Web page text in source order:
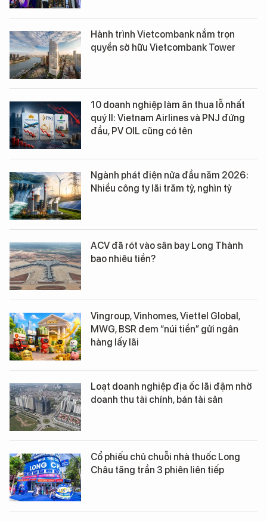
Hành trình Vietcombank nắm trọn
quyền sở hữu Vietcombank Tower
10 doanh nghiệp làm ăn thua lỗ nhất
quý II: Vietnam Airlines và PNJ đứng
đầu, PV OIL cũng có tên
Ngành phát điện nửa đầu năm 2026:
Nhiều công ty lãi trăm tỷ, nghìn tỷ
ACV đã rót vào sân bay Long Thành
bao nhiêu tiền?
Vingroup, Vinhomes, Viettel Global,
MWG, BSR đem “núi tiền” gửi ngân
hàng lấy lãi
Loạt doanh nghiệp địa ốc lãi đậm nhờ
doanh thu tài chính, bán tài sản
Cổ phiếu chủ chuỗi nhà thuốc Long
Châu tăng trần 3 phiên liên tiếp